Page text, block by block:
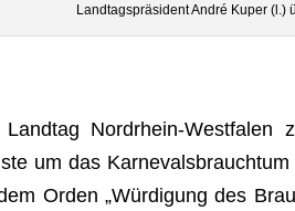
Land­tags­prä­si­dent André Kuper
Land­tag Nord­rhein-
um das
Orden „Wür­di­gung des